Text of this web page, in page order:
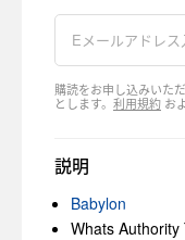
購読をお申し込みいた
とします。 利用規約 お
説明
Babylon
Whats Authority